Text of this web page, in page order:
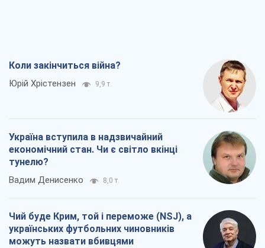
Коли закінчиться війна?
Юрій Хрістензен 9,9 т.
Україна вступила в надзвичайний
економічний стан. Чи є світло вкінці
тунелю?
Вадим Денисенко 8,0 т.
Чий буде Крим, той і переможе (NSJ), а
українських футбольних чиновників
можуть назвати вбивцями